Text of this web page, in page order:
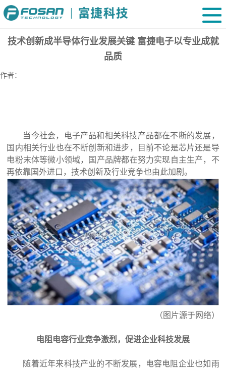
技术创新成半导体行业发展关键 富捷电子以专业成就
品质
作者：
当今社会，电子产品和相关科技产品都在不断的发展，
国内相关行业也在不断创新和进步，目前不论是芯片还是导
电粉末体等微小领域，国产品牌都在努力实现自主生产，不
再依靠国外进口，技术创新及行业竞争也由此加剧。
（图片源于网络）
电阻电容行业竞争激烈，促进企业科技发展
随着近年来科技产业的不断发展，电容电阻企业也如雨